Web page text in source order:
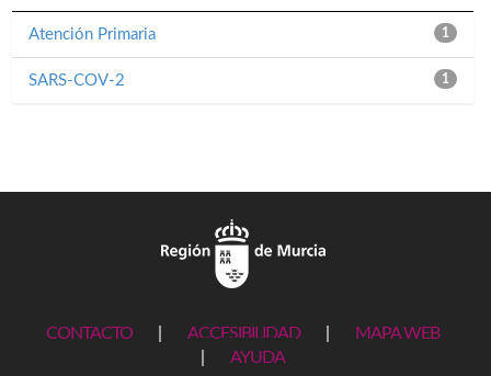
1
Atención Primaria
1
SARS-COV-2
CONTACTO ACCESIBILIDAD
MAPA WEB
AYUDA